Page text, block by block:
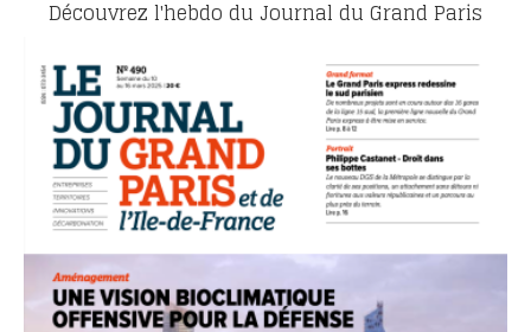
Découvrez l'hebdo du Journal du Grand Paris